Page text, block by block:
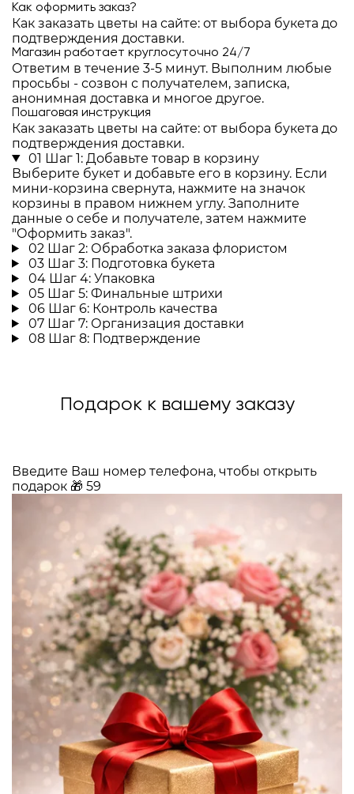
Как оформить заказ?
Как заказать цветы на сайте: от выбора букета до
подтверждения доставки.
Магазин работает круглосуточно 24/7
Ответим в течение 3-5 минут. Выполним любые
просьбы - созвон с получателем, записка,
анонимная доставка и многое другое.
Пошаговая инструкция
Как заказать цветы на сайте: от выбора букета до
подтверждения доставки.
01 Шаг 1: Добавьте товар в корзину
Выберите букет и добавьте его в корзину. Если
мини-корзина свернута, нажмите на значок
корзины в правом нижнем углу. Заполните
данные о себе и получателе, затем нажмите
"Оформить заказ".
02 Шаг 2: Обработка заказа флористом
03 Шаг 3: Подготовка букета
04 Шаг 4: Упаковка
05 Шаг 5: Финальные штрихи
06 Шаг 6: Контроль качества
07 Шаг 7: Организация доставки
08 Шаг 8: Подтверждение
Подарок к вашему заказу
Введите Ваш номер телефона, чтобы открыть
подарок 🎁 59